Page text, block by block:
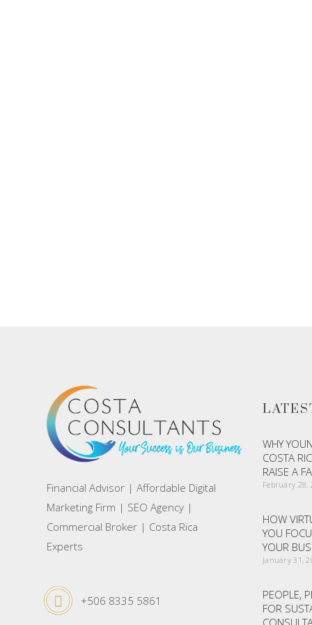
Financial Advisor | Affordable Digital
Marketing Firm | SEO Agency |
Commercial Broker | Costa Rica
Experts
+506 8335 5861
WHY
COSTA
RAISE A
February 28,
HOW
YOU
YOUR
January 31,
PEOPLE,
FOR